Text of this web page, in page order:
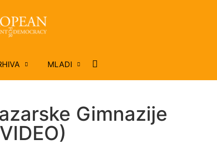
MLADI
Gimnazije